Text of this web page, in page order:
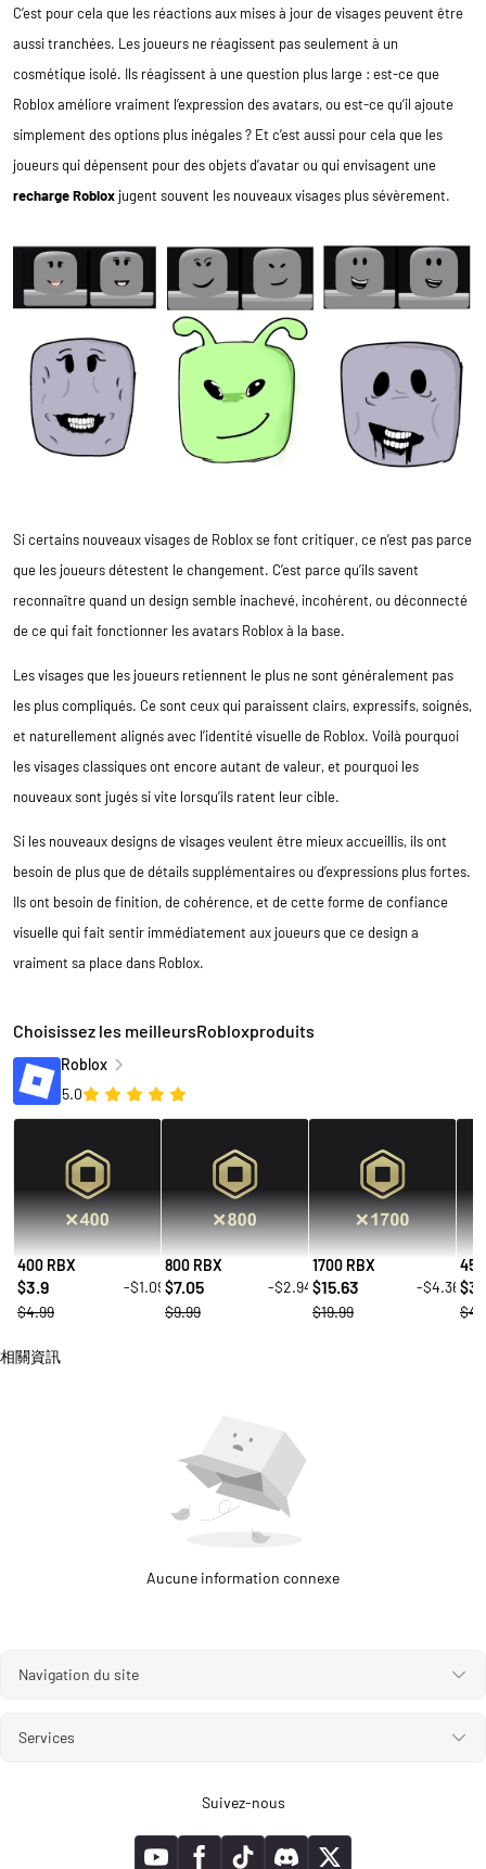
C’est pour cela que les réactions aux mises à jour de visages peuvent être
aussi tranchées. Les joueurs ne réagissent pas seulement à un
cosmétique isolé. Ils réagissent à une question plus large : est-ce que
Roblox améliore vraiment l’expression des avatars, ou est-ce qu’il ajoute
simplement des options plus inégales ? Et c’est aussi pour cela que les
joueurs qui dépensent pour des objets d’avatar ou qui envisagent une
recharge Roblox jugent souvent les nouveaux visages plus sévèrement.
Si certains nouveaux visages de Roblox se font critiquer, ce n’est pas parce
que les joueurs détestent le changement. C’est parce qu’ils savent
reconnaître quand un design semble inachevé, incohérent, ou déconnecté
de ce qui fait fonctionner les avatars Roblox à la base.
Les visages que les joueurs retiennent le plus ne sont généralement pas
les plus compliqués. Ce sont ceux qui paraissent clairs, expressifs, soignés,
et naturellement alignés avec l’identité visuelle de Roblox. Voilà pourquoi
les visages classiques ont encore autant de valeur, et pourquoi les
nouveaux sont jugés si vite lorsqu’ils ratent leur cible.
Si les nouveaux designs de visages veulent être mieux accueillis, ils ont
besoin de plus que de détails supplémentaires ou d’expressions plus fortes.
Ils ont besoin de finition, de cohérence, et de cette forme de confiance
visuelle qui fait sentir immédiatement aux joueurs que ce design a
vraiment sa place dans Roblox.
Choisissez les meilleursRobloxproduits
Roblox
5.0
400 RBX
$3.9
-$1.09
$4.99
800 RBX
$7.05
-$2.94
$9.99
1700 RBX
$15.63
-$4.36
$19.99
$
相關資訊
Aucune information connexe
Navigation du site
Services
Suivez-nous